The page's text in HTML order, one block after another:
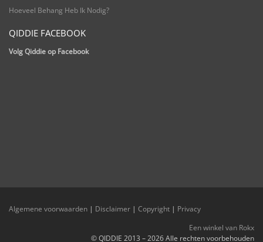
Hoeveel Behang Heb Ik Nodig?
QIDDIE FACEBOOK
Volg Qiddie op Facebook
Algemene voorwaarden | Disclaimer | Copyright | Privacy
Een winkel van Rokx
© QIDDIE 2013 – 2026 Alle rechten voorbehouden